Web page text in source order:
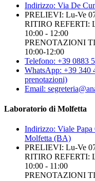
Indirizzo: Via De
PRELIEVI: Lu-Ve
RITIRO REFERTI:
10:00 - 12:00
PRENOTAZIONI
10:00-12:00
Telefono: +39 0883
WhatsApp: +39 340
prenotazioni)
Email:
Laboratorio di Molfetta
Indirizzo: Viale
Molfetta (BA)
PRELIEVI: Lu-Ve
RITIRO REFERTI:
10:00 - 11:00
PRENOTAZIONI